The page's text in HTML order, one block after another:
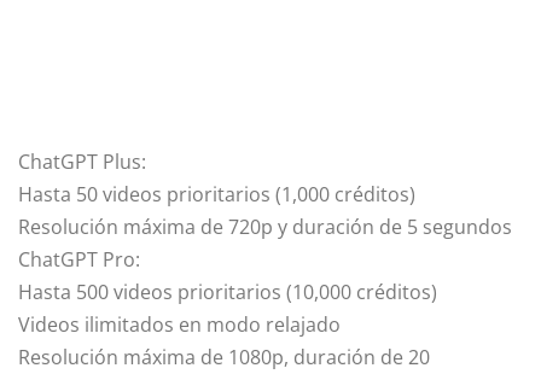
ChatGPT Plus:
Hasta 50 videos prioritarios (1,000 créditos)
Resolución máxima de 720p y duración de 5 segundos
ChatGPT Pro:
Hasta 500 videos prioritarios (10,000 créditos)
Videos ilimitados en modo relajado
Resolución máxima de 1080p, duración de 20